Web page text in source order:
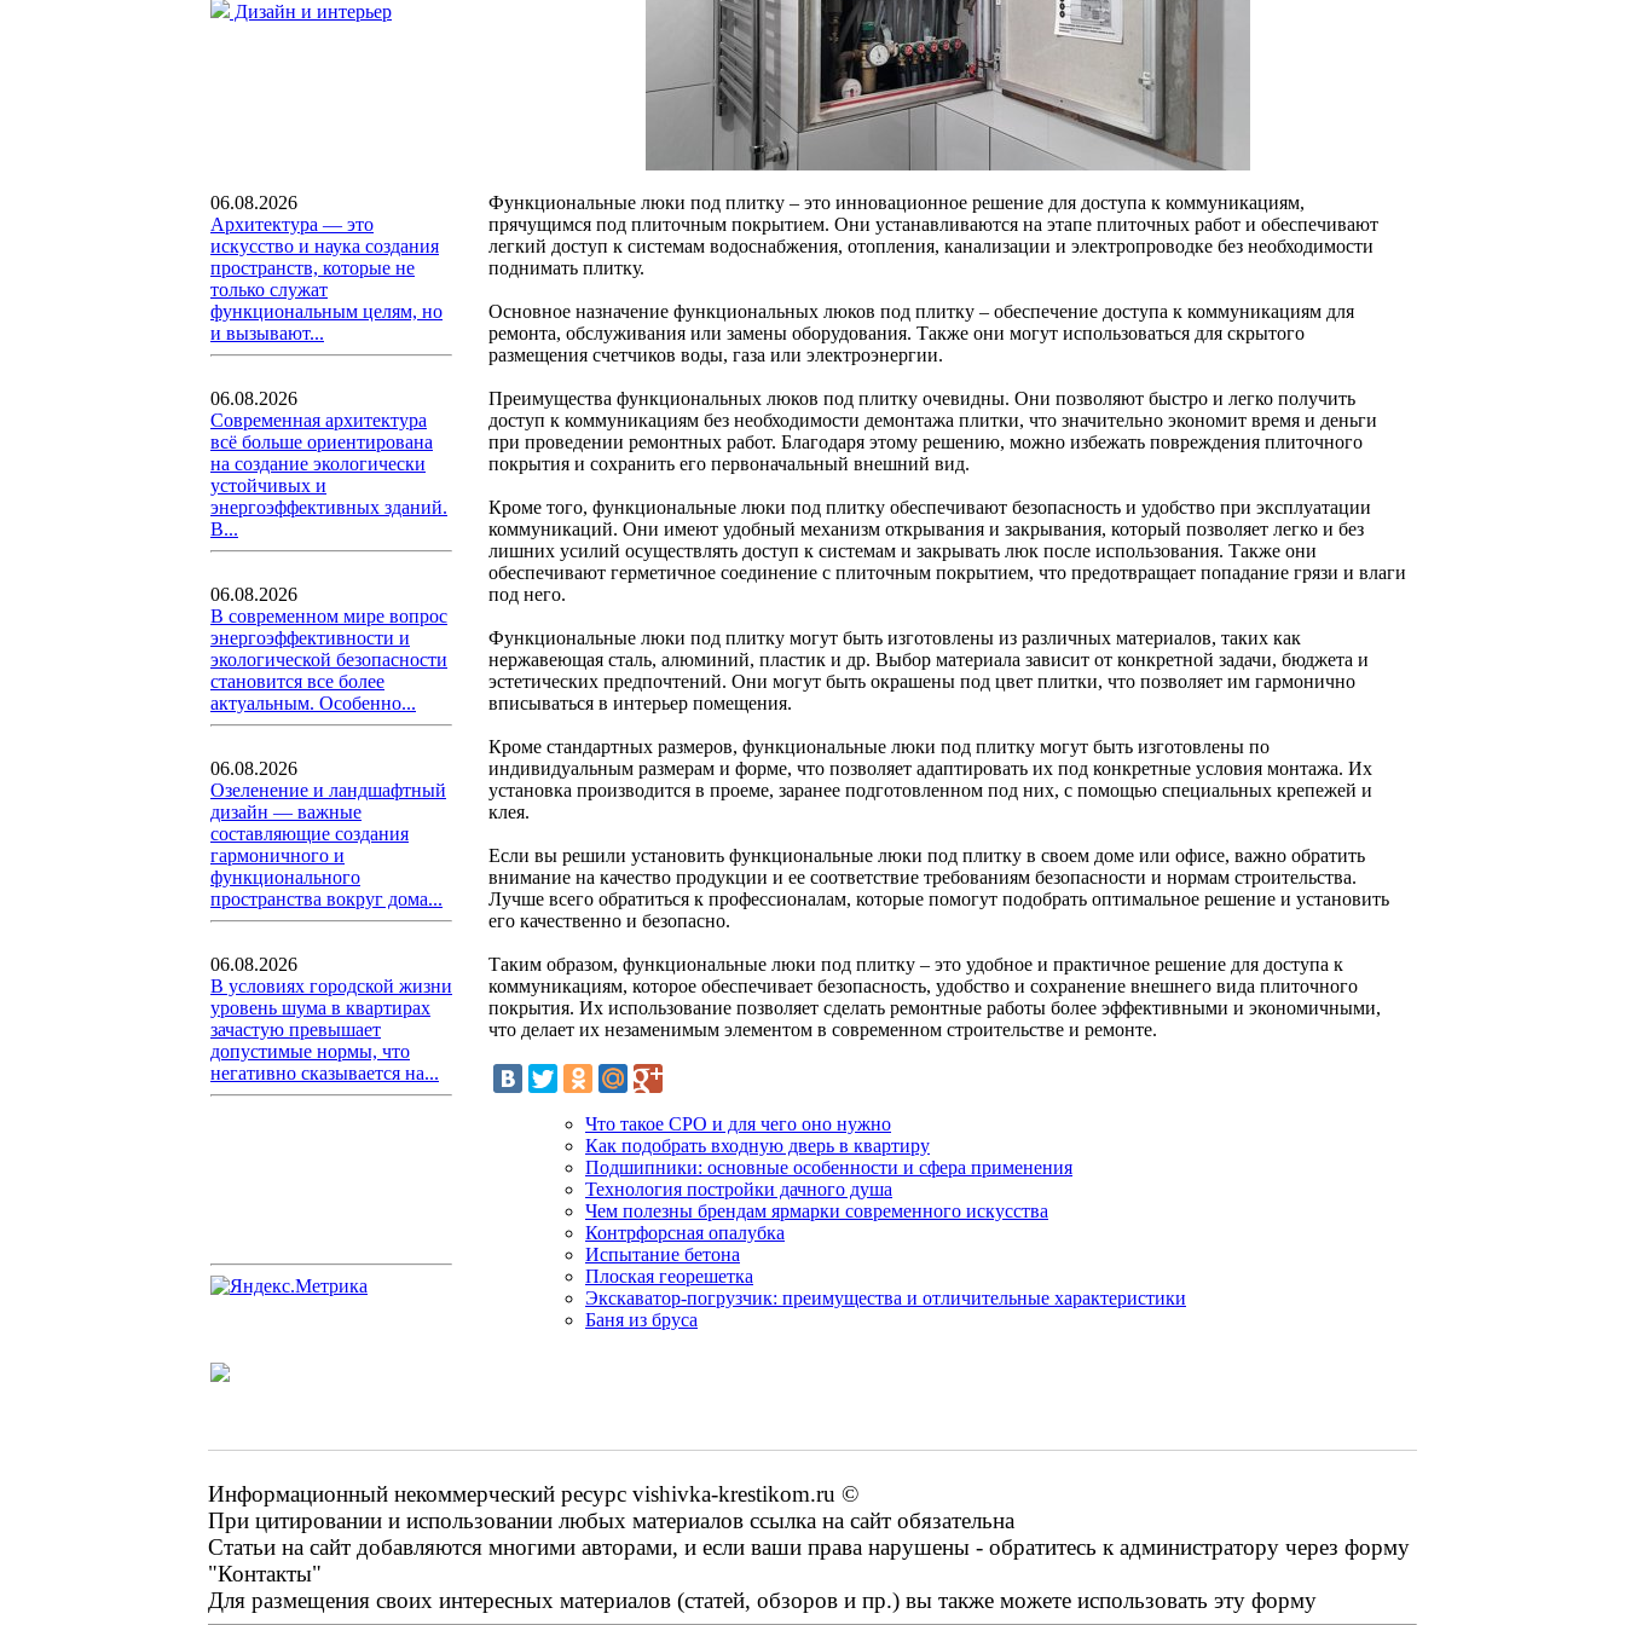
Дизайн и интерьер
06.08.2026
Архитектура — это
искусство и наука создания
пространств, которые не
только служат
функциональным целям, но
и вызывают...
06.08.2026
Современная архитектура
всё больше ориентирована
на создание экологически
устойчивых и
энергоэффективных зданий.
В...
06.08.2026
В современном мире вопрос
энергоэффективности и
экологической безопасности
становится все более
актуальным. Особенно...
06.08.2026
Озеленение и ландшафтный
дизайн — важные
составляющие создания
гармоничного и
функционального
пространства вокруг дома...
06.08.2026
В условиях городской жизни
уровень шума в квартирах
зачастую превышает
допустимые нормы, что
негативно сказывается на...
Функциональные люки под плитку – это инновационное решение для доступа к коммуникациям,
прячущимся под плиточным покрытием. Они устанавливаются на этапе плиточных работ и обеспечивают
легкий доступ к системам водоснабжения, отопления, канализации и электропроводке без необходимости
поднимать плитку.
Основное назначение функциональных люков под плитку – обеспечение доступа к коммуникациям для
ремонта, обслуживания или замены оборудования. Также они могут использоваться для скрытого
размещения счетчиков воды, газа или электроэнергии.
Преимущества функциональных люков под плитку очевидны. Они позволяют быстро и легко получить
доступ к коммуникациям без необходимости демонтажа плитки, что значительно экономит время и деньги
при проведении ремонтных работ. Благодаря этому решению, можно избежать повреждения плиточного
покрытия и сохранить его первоначальный внешний вид.
Кроме того, функциональные люки под плитку обеспечивают безопасность и удобство при эксплуатации
коммуникаций. Они имеют удобный механизм открывания и закрывания, который позволяет легко и без
лишних усилий осуществлять доступ к системам и закрывать люк после использования. Также они
обеспечивают герметичное соединение с плиточным покрытием, что предотвращает попадание грязи и влаги
под него.
Функциональные люки под плитку могут быть изготовлены из различных материалов, таких как
нержавеющая сталь, алюминий, пластик и др. Выбор материала зависит от конкретной задачи, бюджета и
эстетических предпочтений. Они могут быть окрашены под цвет плитки, что позволяет им гармонично
вписываться в интерьер помещения.
Кроме стандартных размеров, функциональные люки под плитку могут быть изготовлены по
индивидуальным размерам и форме, что позволяет адаптировать их под конкретные условия монтажа. Их
установка производится в проеме, заранее подготовленном под них, с помощью специальных крепежей и
клея.
Если вы решили установить функциональные люки под плитку в своем доме или офисе, важно обратить
внимание на качество продукции и ее соответствие требованиям безопасности и нормам строительства.
Лучше всего обратиться к профессионалам, которые помогут подобрать оптимальное решение и установить
его качественно и безопасно.
Таким образом, функциональные люки под плитку – это удобное и практичное решение для доступа к
коммуникациям, которое обеспечивает безопасность, удобство и сохранение внешнего вида плиточного
покрытия. Их использование позволяет сделать ремонтные работы более эффективными и экономичными,
что делает их незаменимым элементом в современном строительстве и ремонте.
Что такое СРО и для чего оно нужно
Как подобрать входную дверь в квартиру
Подшипники: основные особенности и сфера применения
Технология постройки дачного душа
Чем полезны брендам ярмарки современного искусства
Контрфорсная опалубка
Испытание бетона
Плоская георешетка
Экскаватор-погрузчик: преимущества и отличительные характеристики
Баня из бруса
Информационный некоммерческий ресурс vishivka-krestikom.ru ©
При цитировании и использовании любых материалов ссылка на сайт обязательна
Статьи на сайт добавляются многими авторами, и если ваши права нарушены - обратитесь к администратору через форму
"Контакты"
Для размещения своих интересных материалов (статей, обзоров и пр.) вы также можете использовать эту форму